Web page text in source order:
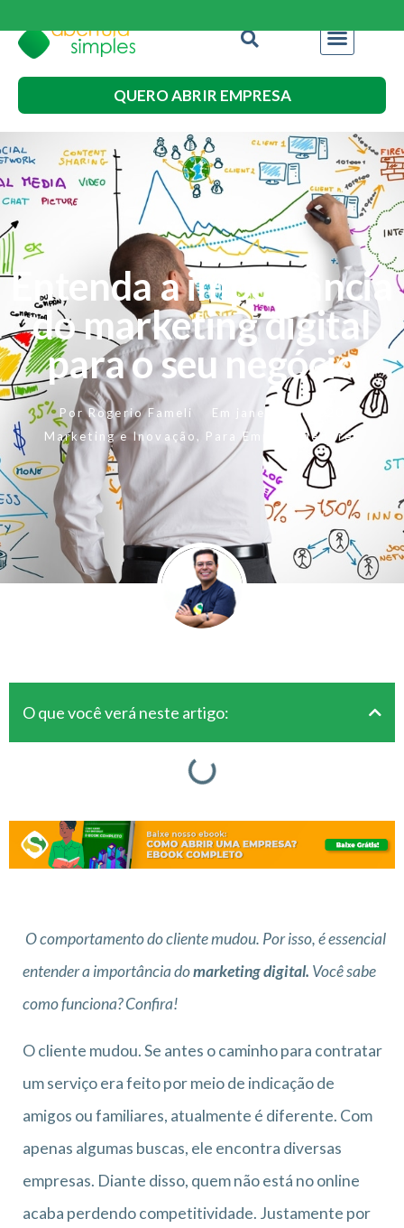
QUERO ABRIR EMPRESA
Entenda a importância
do marketing digital
para o seu negócio
PorRogerio Fameli Em
janeiro 7, 2020
Marketing e Inovação, Para Empreendedores
O que você verá neste artigo:
O comportamento do cliente mudou. Por isso, é essencial
entender a importância domarketing digital. Você sabe
como funciona? Confira!
O cliente mudou. Se antes o caminho para contratar
um serviço era feito por meio de indicação de
amigos ou familiares, atualmente é diferente. Com
apenas algumas buscas, ele encontra diversas
empresas. Diante disso, quem não está no online
acaba perdendo competitividade. Justamente por